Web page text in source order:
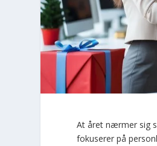
At året nærmer sig
fokuserer på